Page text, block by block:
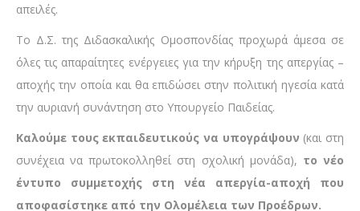
απειλές.
Το Δ.Σ. της Διδασκαλικής Ομοσπονδίας προχωρά άμεσα σε
όλες τις απαραίτητες ενέργειες για την κήρυξη της απεργίας –
αποχής την οποία και θα επιδώσει στην πολιτική ηγεσία κατά
την αυριανή συνάντηση στο Υπουργείο Παιδείας.
Καλούμε τους εκπαιδευτικούς να υπογράψουν (και στη
συνέχεια να πρωτοκολληθεί στη σχολική μονάδα), το νέο
έντυπο συμμετοχής στη νέα απεργία-αποχή που
αποφασίστηκε από την Ολομέλεια των Προέδρων.